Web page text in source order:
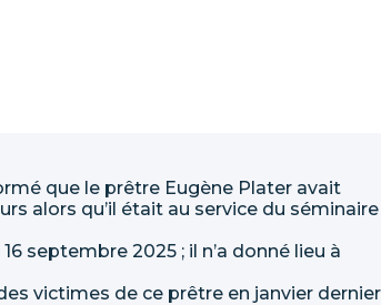
que le prêtre Eugène Plater avait
alors qu’il était au service du séminaire
septembre 2025 ; il n’a donné lieu à
victimes de ce prêtre en janvier